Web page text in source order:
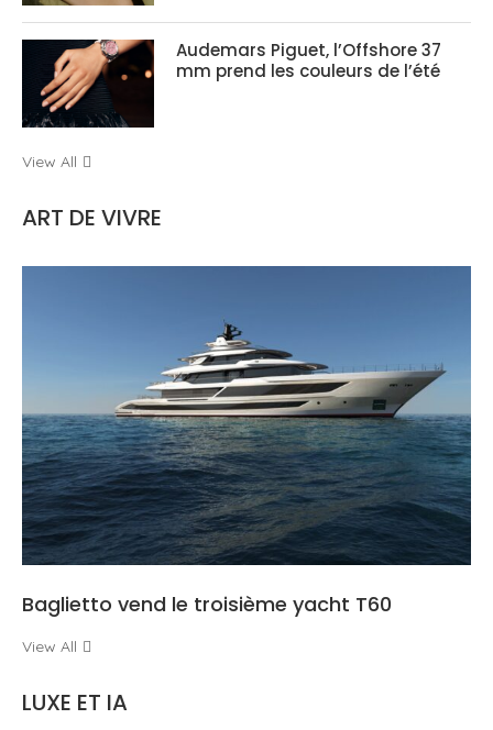
Audemars Piguet, l’Offshore 37
mm prend les couleurs de l’été
View All
ART DE VIVRE
Baglietto vend le troisième yacht T60
View All
LUXE ET IA